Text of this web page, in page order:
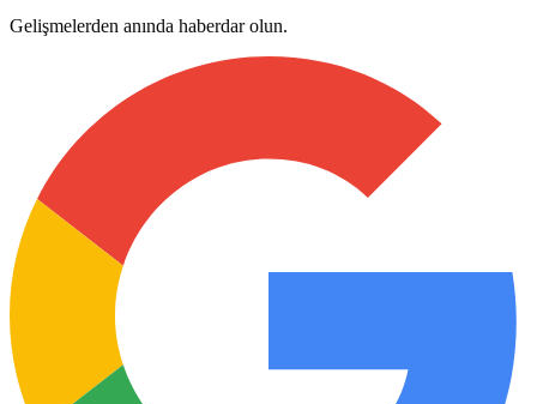
Gelişmelerden anında haberdar olun.